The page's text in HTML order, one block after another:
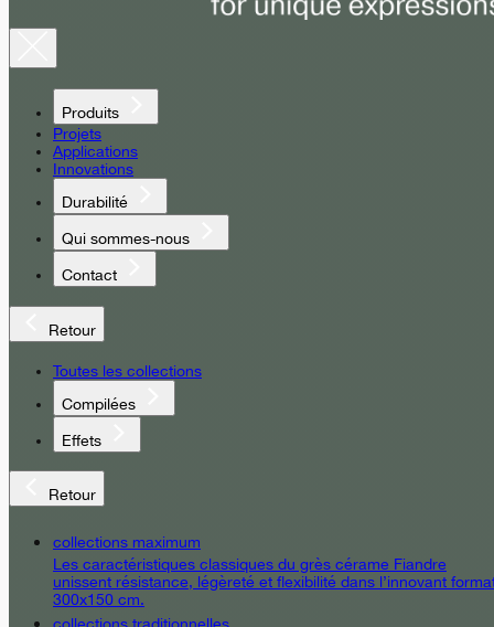
Produits
Projets
Applications
Innovations
Durabilité
Qui sommes-nous
Contact
Retour
Toutes les collections
Compilées
Effets
Retour
collections maximum
Les caractéristiques classiques du grès cérame Fiandre
unissent résistance, légèreté et flexibilité dans l’innovant
300x150 cm.